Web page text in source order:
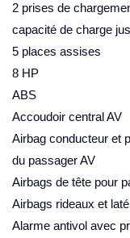
2 prises de
capacité de charge
5 places assises
8 HP
ABS
Accoudoir central AV
Airbag conducteur et
du passager AV
Airbags de tête pour
Airbags rideaux et
Alarme antivol avec